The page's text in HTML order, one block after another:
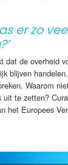
er zo
dat de overheid
blijven
Waarom
uit te zetten?
het Europees